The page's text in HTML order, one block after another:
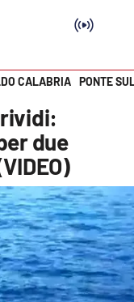
CALABRIA PONTE
due